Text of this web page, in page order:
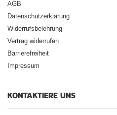
AGB
Datenschutzerklärung
Widerrufsbelehrung
Vertrag widerrufen
Barrierefreiheit
Impressum
KONTAKTIERE UNS